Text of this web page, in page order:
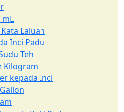
mL
Laluan
Inci Padu
Teh
Kilogram
kepada Inci